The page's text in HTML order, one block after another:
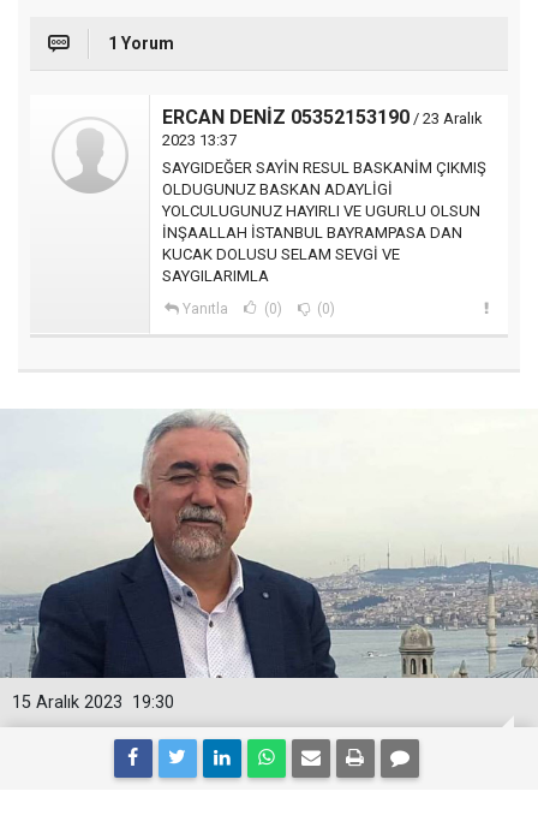
1 Yorum
ERCAN DENİZ 05352153190 / 23 Aralık
2023 13:37
SAYGIDEĞER SAYİN RESUL BASKANİM ÇIKMIŞ
OLDUGUNUZ BASKAN ADAYLİGİ
YOLCULUGUNUZ HAYIRLI VE UGURLU OLSUN
İNŞAALLAH İSTANBUL BAYRAMPASA DAN
KUCAK DOLUSU SELAM SEVGİ VE
SAYGILARIMLA
Yanıtla (0) (0)
19:30
15 Aralık 2023